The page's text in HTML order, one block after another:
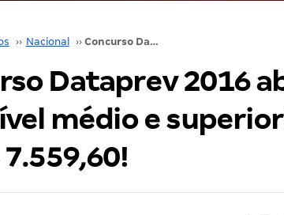
›› Nacional ›› Concurso Dataprev 2016 abre inscrições para nível médio e superior! Salários de até R$ 7.559,60!
Dataprev 2016
médio e